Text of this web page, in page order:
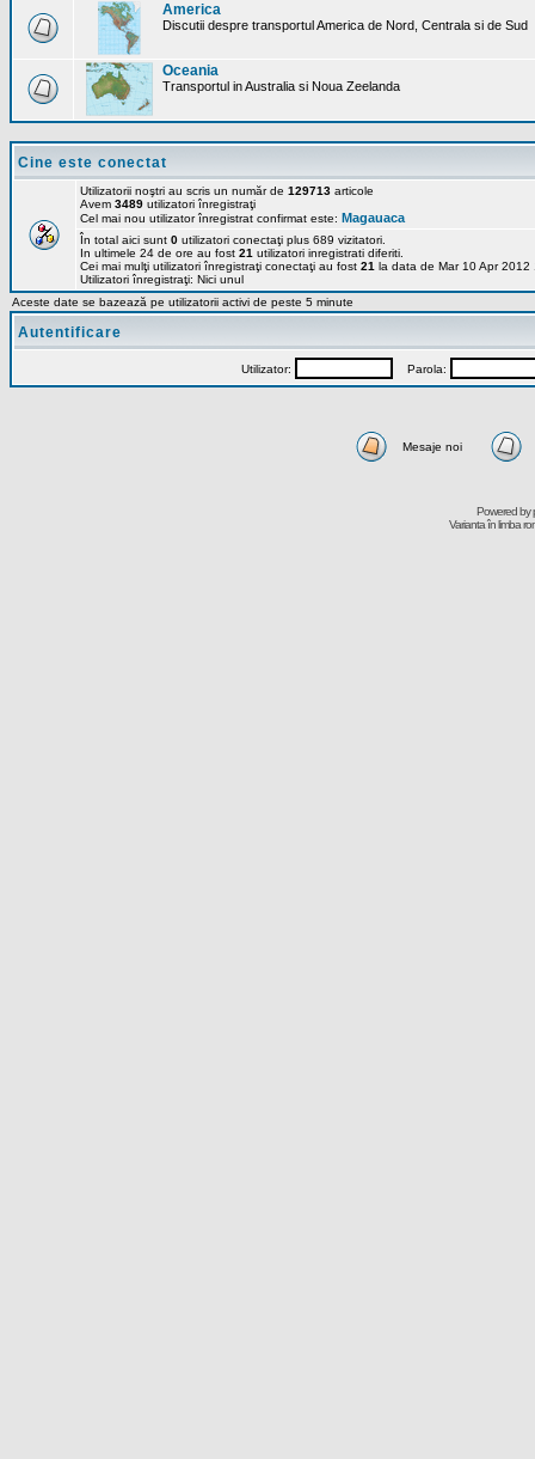
America
Discutii despre transportul America de Nord, Centrala si de Sud
Oceania
Transportul in Australia si Noua Zeelanda
Cine este conectat
Utilizatorii noştri au scris un număr de 129713 articole
Avem 3489 utilizatori înregistraţi
Cel mai nou utilizator înregistrat confirmat este: Magauaca
În total aici sunt 0 utilizatori conectaţi plus 689 vizitatori.
In ultimele 24 de ore au fost 21 utilizatori inregistrati diferiti.
Cei mai mulţi utilizatori înregistraţi conectaţi au fost 21 la data de Mar 10 Apr 2012
Utilizatori înregistraţi: Nici unul
Aceste date se bazează pe utilizatorii activi de peste 5 minute
Autentificare
Utilizator: Parola:
Mesaje noi
Powered by
Varianta în limba